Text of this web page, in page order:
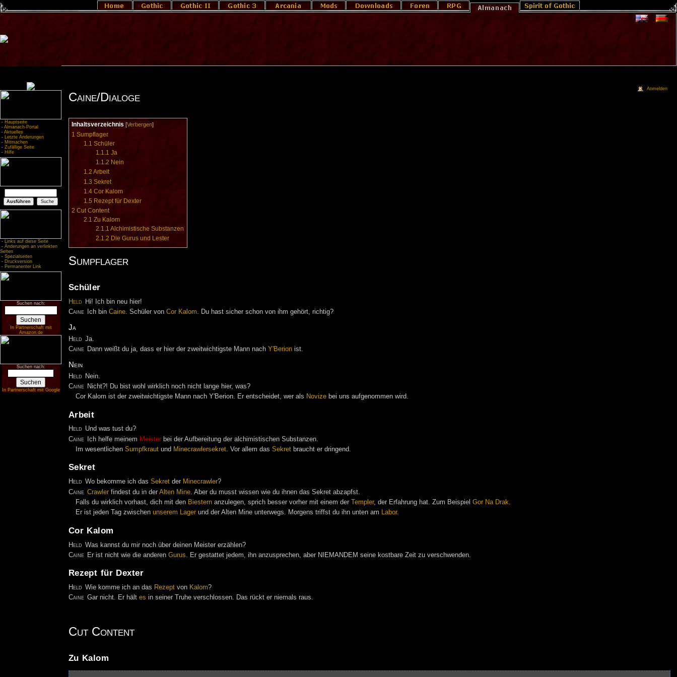
- Hauptseite
- Almanach-Portal
- Aktuelles
- Letzte Änderungen
- Mitmachen
- Zufällige Seite
- Hilfe
- Links auf diese Seite
- Änderungen an verlinkten
Seiten
- Spezialseiten
- Druckversion
- Permanenter Link
Suchen nach:
In Partnerschaft mit
Amazon.de
Suchen nach:
In Partnerschaft mit Google
Caine/Dialoge
Inhaltsverzeichnis [Verbergen]
1 Sumpflager
1.1 Schüler
1.1.1 Ja
1.1.2 Nein
1.2 Arbeit
1.3 Sekret
1.4 Cor Kalom
1.5 Rezept für Dexter
2 Cut Content
2.1 Zu Kalom
2.1.1 Alchimistische Substanzen
2.1.2 Die Gurus und Lester
Sumpflager
Schüler
Held
Hi! Ich bin neu hier!
Caine
Ich binCaine. Schüler vonCor Kalom. Du hast sicher schon von ihm gehört, richtig?
Ja
Held Ja.
Caine Dann weißt du ja, dass er hier der zweitwichtigste Mann nach Y'Berion ist.
Nein
Held
Nein.
Caine Nicht?! Du bist wohl wirklich noch nicht lange hier, was?
Cor Kalom ist der zweitwichtigste Mann nach Y'Berion. Er entscheidet, wer als Novizebei uns aufgenommen wird.
Arbeit
Held Und was tust du?
Caine
Ich helfe meinem Meister bei der Aufbereitung der alchimistischen Substanzen.
Im wesentlichen Sumpfkrautund Minecrawlersekret. Vor allem das Sekretbraucht er dringend.
Sekret
Held Wo bekomme ich dasSekret der Minecrawler?
Caine Crawler findest du in derAlten Mine . Aber du musst wissen wie du ihnen das Sekret abzapfst.
Falls du wirklich vorhast, dich mit den Biesternanzulegen, sprich besser vorher mit einem der Templer, der Erfahrung hat. Zum Beispiel Gor Na Drak.
Er ist jeden Tag zwischen unserem Lagerund der Alten Mine unterwegs. Morgens triffst du ihn unten am Labor.
Cor Kalom
Held Was kannst du mir noch über deinen Meister erzählen?
Caine Er ist nicht wie die anderenGurus . Er gestattet jedem, ihn anzusprechen, aber NIEMANDEM seine kostbare Zeit zu verschwenden.
Rezept für Dexter
Held Wie komme ich an das Rezept von Kalom?
Caine Gar nicht. Er hältes in seiner Truhe verschlossen. Das rückt er niemals raus.
Cut Content
Zu Kalom
Anmelden